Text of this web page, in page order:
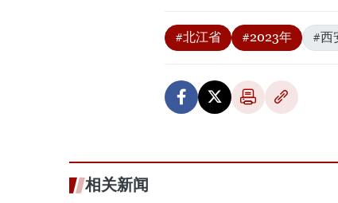
#北江省 #2023年 #西
相关新闻